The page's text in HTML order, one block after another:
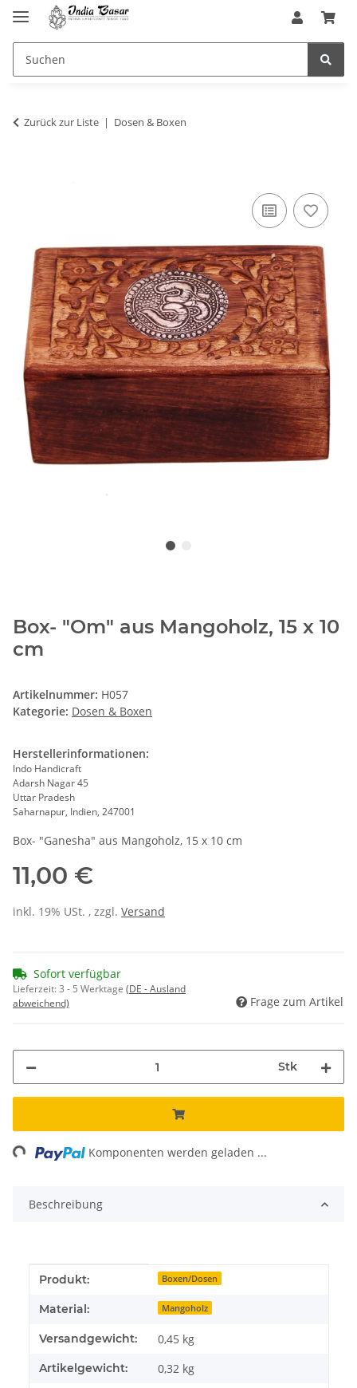
Zurück zur Liste Dosen & Boxen
Box- "Om" aus Mangoholz, 15 x 10
cm
Artikelnummer: H057
Kategorie: Dosen & Boxen
Herstellerinformationen:
Indo Handicraft
Adarsh Nagar 45
Uttar Pradesh
Saharnapur, Indien, 247001
Box- "Ganesha" aus Mangoholz, 15 x 10 cm
11,00 €
inkl. 19% USt. , zzgl. Versand
Sofort verfügbar
Lieferzeit:3 - 5 Werktage (DE - Ausland
abweichend)
Frage zum Artikel
Stk
Komponenten werden geladen ...
Beschreibung
Produkteigenschaft
Wert
Produkt: Boxen/Dosen
Material: Mangoholz
Versandgewicht: 0,45 kg
Artikelgewicht: 0,32 kg